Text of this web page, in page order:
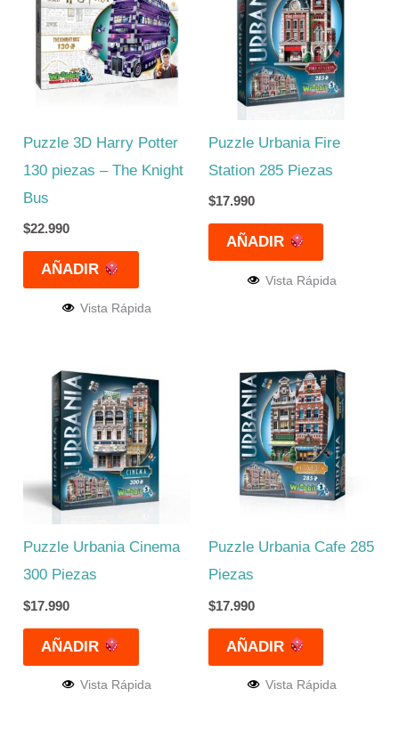
Puzzle 3D Harry Potter
130 piezas – The Knight
Bus
$22.990
AÑADIR
Vista Rápida
Puzzle Urbania Fire
Station 285 Piezas
$17.990
AÑADIR
Vista Rápida
Puzzle Urbania Cinema
300 Piezas
$17.990
AÑADIR
Vista Rápida
Puzzle Urbania Cafe 285
Piezas
$17.990
AÑADIR
Vista Rápida